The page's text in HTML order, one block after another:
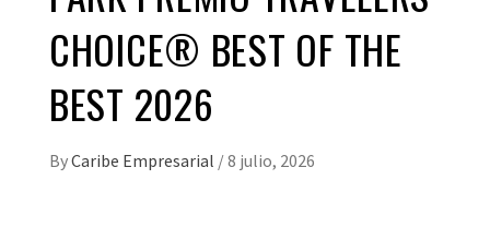
CHOICE® BEST OF THE
BEST 2026
ByCaribe Empresarial /8 julio, 2026